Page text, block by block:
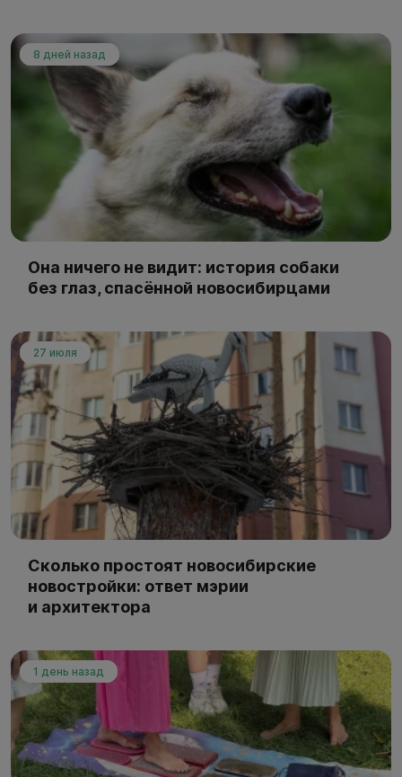
8 дней назад
Она ничего не видит: история собаки
без глаз, спасённой новосибирцами
27 июля
Сколько простоят новосибирские
новостройки: ответ мэрии
и архитектора
1 день назад